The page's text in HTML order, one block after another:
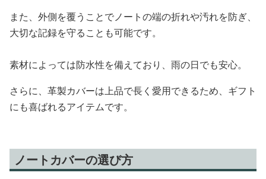
また、外側を覆うことでノートの端の折れや汚れを防ぎ、
大切な記録を守ることも可能です。
素材によっては防水性を備えており、雨の日でも安心。
さらに、革製カバーは上品で長く愛用できるため、ギフト
にも喜ばれるアイテムです。
ノートカバーの選び方